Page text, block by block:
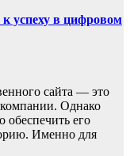
успеху в цифровом
сайта — это
компании. Однако
обеспечить его
Именно для